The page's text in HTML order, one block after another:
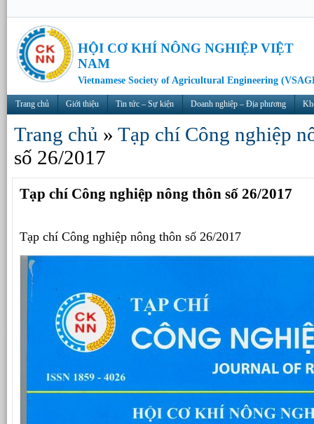
HỘI CƠ KHÍ NÔNG NGHIỆP VIỆT
NAM
Vietnamese Society of Agricultural Engineering
Trang chủ Giới thiệu Tin tức – Sự kiện Doanh nghiệp – Địa phương
Trang chủ » Tạp chí Công nghiệp
số 26/2017
Tạp chí Công nghiệp nông thôn số 26/2017
Tạp chí Công nghiệp nông thôn số 26/2017